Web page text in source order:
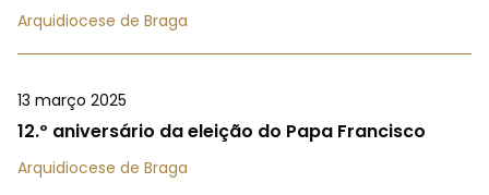
Arquidiocese de Braga
13 março 2025
12.º aniversário da eleição do Papa Francisco
Arquidiocese de Braga